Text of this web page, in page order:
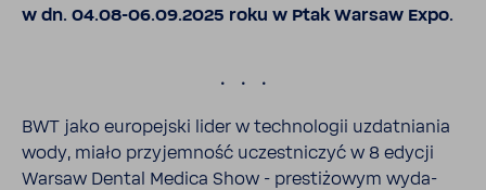
w dn. 04.08-06.09.2025 roku w Ptak Warsaw Expo.
.
BWT jako euro­pejski lider w tech­no­logii uzdat­niania
wody, miało przy­jem­ność uczest­ni­czyć w 8 edycji
Warsaw Dental Medica Show - presti­żowym wyda­